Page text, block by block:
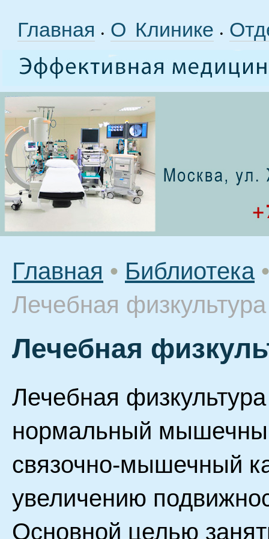
Главная • О Клинике •
Главная • Библиотека •
Лечебная
Лечебная
Лечебная
нормальный
связочно-мышечный
увеличению
Основной целью